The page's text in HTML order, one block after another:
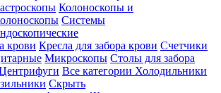
Колоноскопы и
Системы
крови Кресла для забора крови Счетчики
Микроскопы Столы для забора
Все категории Холодильники
Скрыть